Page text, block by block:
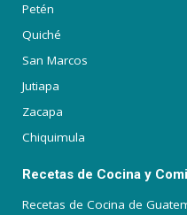
Petén
Quiché
San Marcos
Jutiapa
Zacapa
Chiquimula
Recetas de Cocina y
Recetas de Cocina de